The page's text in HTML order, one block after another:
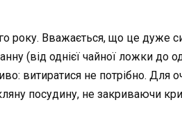
року. Вважається, що це дуже
(від однієї чайної ложки до
витиратися не потрібно. Для
посудину, не закриваючи